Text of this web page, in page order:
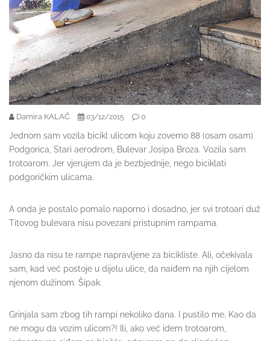
Damira KALAČ 03/12/2015 0
Jednom sam vozila bicikl ulicom koju zovemo 88 (osam osam).
Podgorica, Stari aerodrom, Bulevar Josipa Broza. Vozila sam
trotoarom. Jer vjerujem da je bezbjednije, nego biciklati
podgoričkim ulicama.
A onda je postalo pomalo naporno i dosadno, jer svi trotoari duž
Titovog bulevara nisu povezani pristupnim rampama.
Jasno da nisu te rampe napravljene za bicikliste. Ali, očekivala
sam, kad već postoje u dijelu ulice, da naiđem na njih cijelom
njenom dužinom. Šipak.
Grinjala sam zbog tih rampi nekoliko dana. I pustilo me. Kao da
ne mogu da vozim ulicom?! Ili, ako već idem trotoarom,